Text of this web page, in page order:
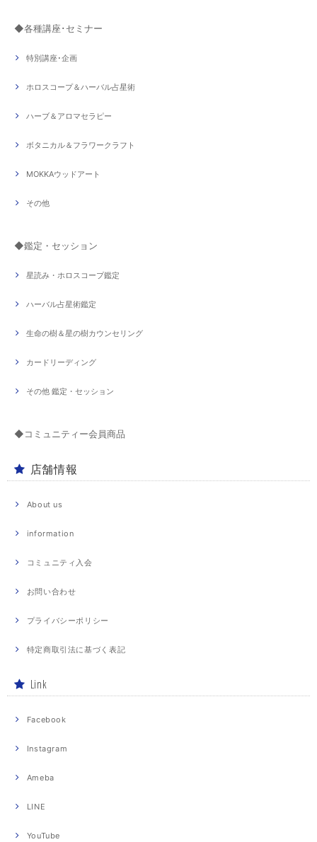
◆各種講座･セミナー
特別講座･企画
ホロスコープ＆ハーバル占星術
ハーブ＆アロマセラピー
ボタニカル＆フラワークラフト
MOKKAウッドアート
その他
◆鑑定・セッション
星読み・ホロスコープ鑑定
ハーバル占星術鑑定
生命の樹＆星の樹カウンセリング
カードリーディング
その他 鑑定・セッション
◆コミュニティー会員商品
店舗情報
About us
information
コミュニティ入会
お問い合わせ
プライバシーポリシー
特定商取引法に基づく表記
Link
Facebook
Instagram
Ameba
LINE
YouTube